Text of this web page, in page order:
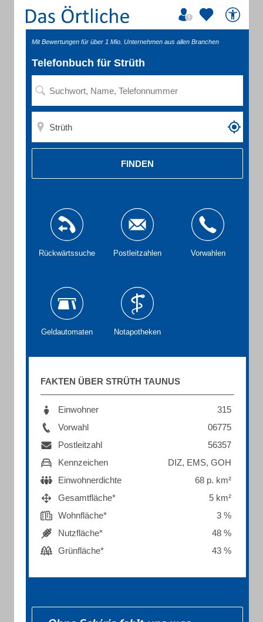
Mit Bewertungen für über 1 Mio. Unternehmen aus allen Branchen
Telefonbuch für Strüth
FINDEN
Rückwärtssuche Postleitzahlen Vorwahlen
Geldautomaten Notapotheken
FAKTEN ÜBER STRÜTH TAUNUS
Einwohner
315
Vorwahl
06775
Postleitzahl
56357
Kennzeichen
DIZ, EMS, GOH
Einwohnerdichte
68 p. km²
Gesamtfläche*
5 km²
Wohnfläche*
3 %
Nutzfläche*
48 %
Grünfläche*
43 %